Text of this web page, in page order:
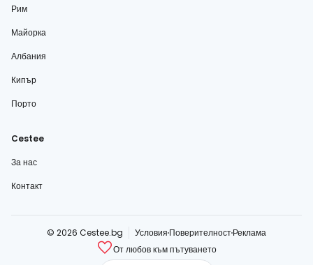
Рим
Майорка
Албания
Кипър
Порто
Cestee
За нас
Контакт
© 2026 Cestee.bg Условия ПоверителностРеклама
От любов към пътуването
cestee.com